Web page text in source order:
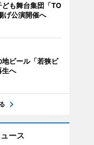
ども舞台集団「TO
げ公演開催へ
地ビール「若狭ビ
生へ
ース